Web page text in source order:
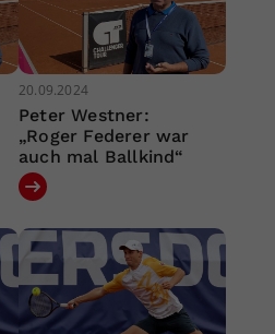
20.09.2024
Peter Westner:
„Roger Federer war
auch mal Ballkind“